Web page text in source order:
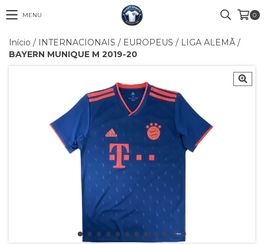
MENU 0
Início / INTERNACIONAIS / EUROPEUS / LIGA ALEMÃ /
BAYERN MUNIQUE M 2019-20